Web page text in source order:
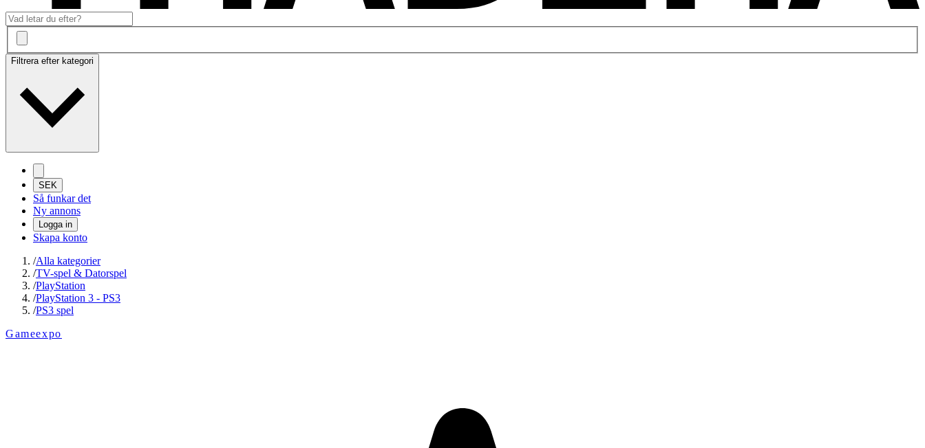
Filtrera efter kategori
SEK
Så funkar det
Ny annons
Logga in
Skapa konto
/Alla kategorier
/TV-spel & Datorspel
/PlayStation
/PlayStation 3 - PS3
/PS3 spel
Gameexpo